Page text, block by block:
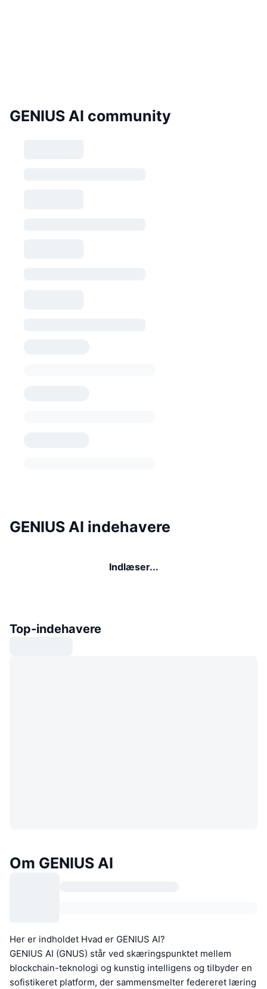
GENIUS AI community
GENIUS AI indehavere
Indlæser...
Top-indehavere
Om GENIUS AI
Her er indholdet Hvad er GENIUS AI?
GENIUS AI (GNUS) står ved skæringspunktet mellem
blockchain-teknologi og kunstig intelligens og tilbyder en
sofistikeret platform, der sammensmelter federeret læring